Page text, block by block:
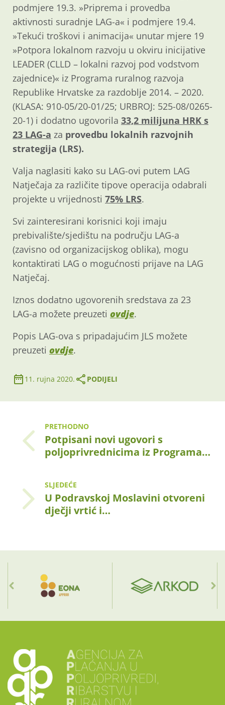
podmjere 19.3. »Priprema i provedba
aktivnosti suradnje LAG-a« i podmjere 19.4.
»Tekući troškovi i animacija« unutar mjere 19
»Potpora lokalnom razvoju u okviru inicijative
LEADER (CLLD – lokalni razvoj pod vodstvom
zajednice)« iz Programa ruralnog razvoja
Republike Hrvatske za razdoblje 2014. – 2020.
(KLASA: 910-05/20-01/25; URBROJ: 525-08/0265-
20-1) i dodatno ugovorila 33,2 milijuna HRK s
23 LAG-a za provedbu lokalnih razvojnih
strategija (LRS).
Valja naglasiti kako su LAG-ovi putem LAG
Natječaja za različite tipove operacija odabrali
projekte u vrijednosti 75% LRS.
Svi zainteresirani korisnici koji imaju
prebivalište/sjedištu na području LAG-a
(zavisno od organizacijskog oblika), mogu
kontaktirati LAG o mogućnosti prijave na LAG
Natječaj.
Iznos dodatno ugovorenih sredstava za 23
LAG-a možete preuzeti ovdje.
Popis LAG-ova s pripadajućim JLS možete
preuzeti ovdje.
11. rujna 2020. PODIJELI
PRETHODNO
Potpisani novi ugovori s
poljoprivrednicima iz Programa…
SLJEDEĆE
U Podravskoj Moslavini otvoreni
dječji vrtić i…